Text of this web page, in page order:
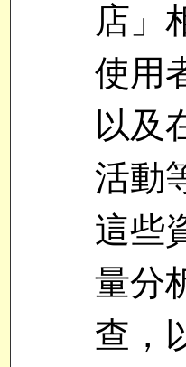
店」
使用
以及
活動
這些
量分
查，